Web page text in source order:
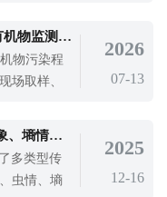
物，保持
表面污
双光源水质BOD传感器：在线水体有机物监测设备厂家推荐
物污染程
场取样、
到长期稳
、
2026
07-13
​农业四情监测系统：4款设备实现气象、墒情、虫情、苗情同步监测
多类型传
虫情、墒
2025
12-16